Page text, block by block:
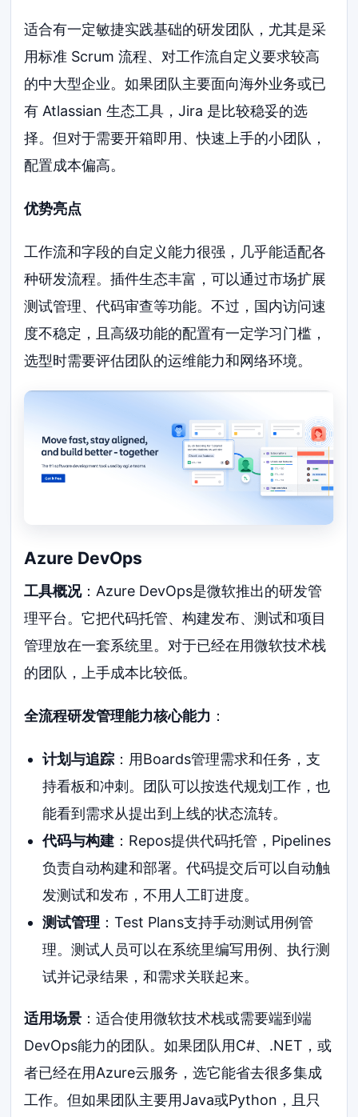
适合有一定敏捷实践基础的研发团队，尤其是采
用标准 Scrum 流程、对工作流自定义要求较高
的中大型企业。如果团队主要面向海外业务或已
有 Atlassian 生态工具，Jira 是比较稳妥的选
择。但对于需要开箱即用、快速上手的小团队，
配置成本偏高。
优势亮点
工作流和字段的自定义能力很强，几乎能适配各
种研发流程。插件生态丰富，可以通过市场扩展
测试管理、代码审查等功能。不过，国内访问速
度不稳定，且高级功能的配置有一定学习门槛，
选型时需要评估团队的运维能力和网络环境。
Azure DevOps
工具概况：Azure DevOps是微软推出的研发管
理平台。它把代码托管、构建发布、测试和项目
管理放在一套系统里。对于已经在用微软技术栈
的团队，上手成本比较低。
全流程研发管理能力核心能力 ：
计划与追踪：用Boards管理需求和任务，支
持看板和冲刺。团队可以按迭代规划工作，也
能看到需求从提出到上线的状态流转。
代码与构建：Repos提供代码托管，Pipelines
负责自动构建和部署。代码提交后可以自动触
发测试和发布，不用人工盯进度。
测试管理 ：Test Plans支持手动测试用例管
理。测试人员可以在系统里编写用例、执行测
试并记录结果，和需求关联起来。
适用场景 ：适合使用微软技术栈或需要端到端
DevOps能力的团队。如果团队用C#、.NET，或
者已经在用Azure云服务，选它能省去很多集成
工作。但如果团队主要用Java或Python，且只